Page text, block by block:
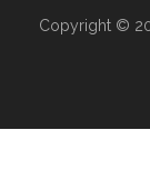
Copyright ©